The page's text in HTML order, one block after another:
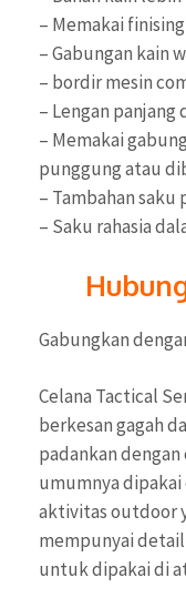
– Memakai
– Gabungan kain
– bordir mesin
– Lengan
– Memakai
punggung atau
– Tambahan
– Saku rahasia
Gabungkan
Celana Tactical
berkesan gagah
padankan
umumnya
aktivitas outdoor
mempunyai
untuk dipakai di